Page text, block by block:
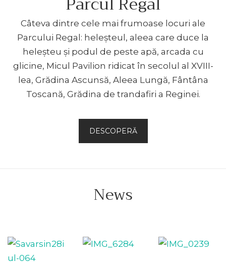
Câteva dintre cele mai frumoase locuri ale
Parcului Regal: heleşteul, aleea care duce la
heleşteu şi podul de peste apă, arcada cu
glicine, Micul Pavilion ridicat în secolul al XVIII-
lea, Grădina Ascunsă, Aleea Lungă, Fântâna
Toscană, Grădina de trandafiri a Reginei.
DESCOPERĂ
News